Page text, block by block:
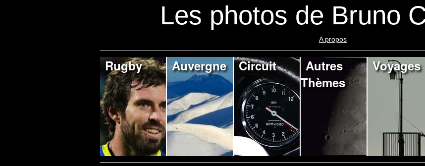
Les photos de Bruno
A propos
Rugby Auvergne Circuit
Autres
Thèmes
Voyages